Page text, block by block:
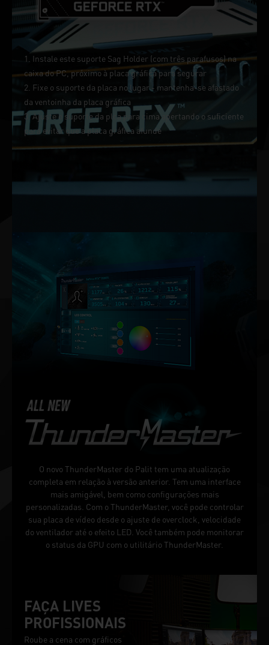
1. Instale este suporte Sag Holder (com três parafusos) na
caixa do PC, próximo à placa gráfica para segurar
2. Fixe o suporte da placa no lugar - mantenha-se afastado
da ventoinha da placa gráfica
3. Ajuste o suporte da plca para cima apertando o suficiente
para evitar que a placa gráfica afunde
O novo ThunderMaster do Palit tem uma atualização
completa em relação à versão anterior. Tem uma interface
mais amigável, bem como configurações mais
personalizadas. Com o ThunderMaster, você pode controlar
sua placa de vídeo desde o ajuste de overclock, velocidade
do ventilador até o efeito LED. Você também pode monitorar
o status da GPU com o utilitário ThunderMaster.
FAÇA LIVES
PROFISSIONAIS
Roube a cena com gráficos